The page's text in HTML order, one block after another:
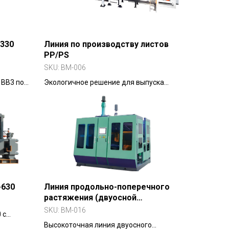
инфраструктурных, промышленных и
по
Линия по производству листов
PP/PS
SKU: BM-006
Экологичное решение для выпуска
полипропилена (PP) и полистирола (PS)
с минеральным наполнителем —
идеально подходит для производства
пищевой упаковки методом
термоформования.
с
Линия продольно-поперечного
растяжения (двуосной
ориентации) плёнки
SKU: BM-016
Высокоточная линия двуосного